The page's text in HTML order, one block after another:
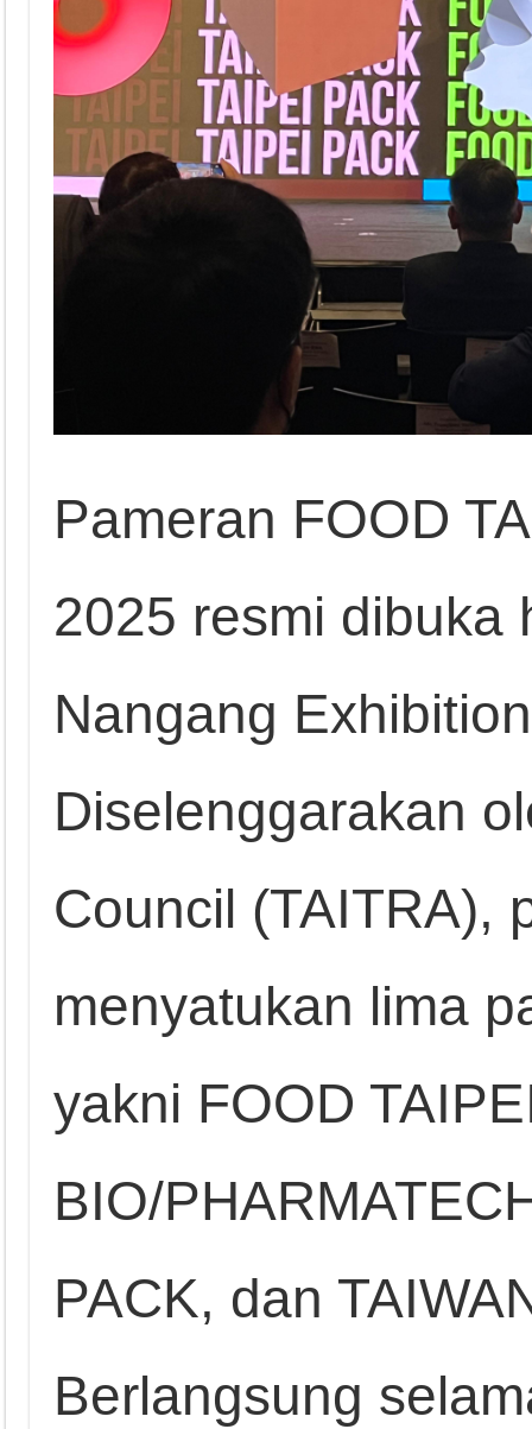
Pameran FOOD
2025 resmi dibuka
Nangang
Diselenggarakan
Council (TAITRA),
menyatukan lima
yakni FOOD
BIO/
PACK, dan
Berlangsung